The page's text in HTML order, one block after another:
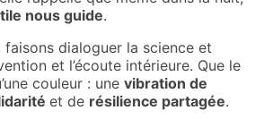
nous guide.
faisons dialoguer la science et
et l’écoute intérieure. Que le
couleur : une vibration de
et de résilience partagée.